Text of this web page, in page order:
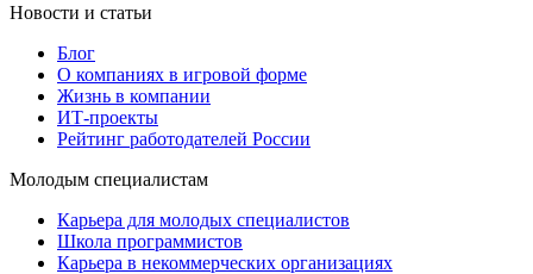
Новости и статьи
Блог
О компаниях в игровой форме
Жизнь в компании
ИТ-проекты
Рейтинг работодателей России
Молодым специалистам
Карьера для молодых специалистов
Школа программистов
Карьера в некоммерческих организациях